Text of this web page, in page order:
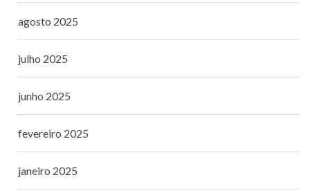
agosto 2025
julho 2025
junho 2025
fevereiro 2025
janeiro 2025